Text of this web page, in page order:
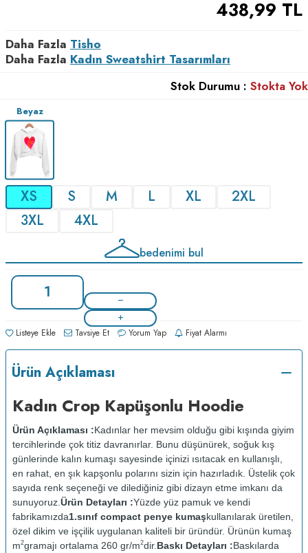
438,99 TL
Daha Fazla Tisho
Daha Fazla Kadın Sweatshirt Tasarımları
Stok Durumu : Stokta Yok
Beyaz
XS S M L XL
2XL
3XL
4XL
bedenimi bul
Listeye Ekle Tavsiye Et Yorum Yap Fiyat Alarmı
Ürün Açıklaması
Kadın Crop Kapüşonlu Hoodie
Ürün Açıklaması :Kadınlar her mevsim olduğu gibi kışında giyim
tercihlerinde çok titiz davranırlar. Bunu düşünürek, soğuk kış
günlerinde kalın kumaşı sayesinde içinizi ısıtacak en kullanışlı,
en rahat, en şık kapşonlu polarını sizin için hazırladık. Üstelik çok
sayıda renk seçeneği ve dilediğiniz gibi dizayn etme imkanı da
sunuyoruz. Ürün Detayları :Yüzde yüz pamuk ve kendi
fabrikamızda1.sınıf compact penye kumaşkullanılarak üretilen,
özel dikim ve işçilik uygulanan kaliteli bir üründür. Ürünün kumaş
m2gramajı ortalama 260 gr/m2dir. Baskı Detayları :Baskılarda